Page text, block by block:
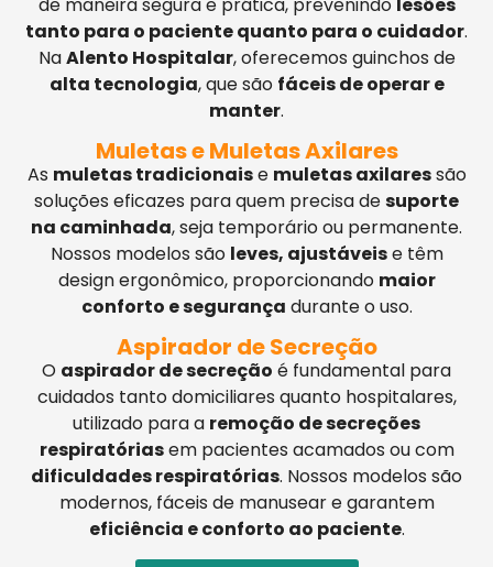
tanto para o paciente quanto para o cuidador.
NaAlento Hospitalar, oferecemos guinchos de
alta tecnologia, que são fáceis de operar e
manter.
Muletas e Muletas Axilares
As muletas tradicionaise muletas axilaressão
soluções eficazes para quem precisa desuporte
na caminhada, seja temporário ou permanente.
Nossos modelos são leves, ajustáveise têm
design ergonômico, proporcionando maior
conforto e segurança durante o uso.
Aspirador de Secreção
O aspirador de secreção é fundamental para
cuidados tanto domiciliares quanto hospitalares,
utilizado para a remoção de secreções
respiratóriasem pacientes acamados ou com
dificuldades respiratórias. Nossos modelos são
modernos, fáceis de manusear e garantem
eficiência e conforto ao paciente.